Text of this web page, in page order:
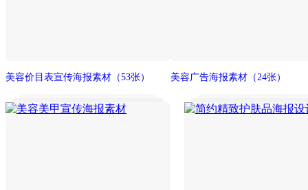
美容价目表宣传海报素材 （53张） 美容广告海报素材 （24张）